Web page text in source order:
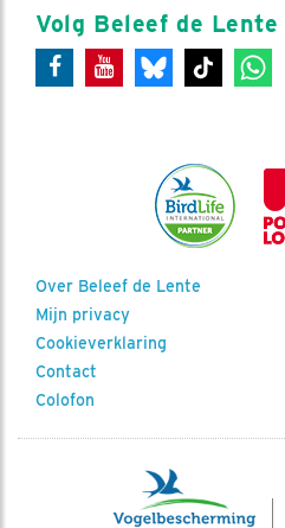
Volg Beleef de Lente
Over Beleef de Lente
Mijn privacy
Cookieverklaring
Contact
Colofon